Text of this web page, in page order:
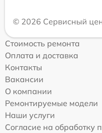
© 2026 Сервисный
Стоимость ремонта
Оплата и доставка
Контакты
Вакансии
О компании
Ремонтируемые модели
Наши услуги
Согласие на обработку